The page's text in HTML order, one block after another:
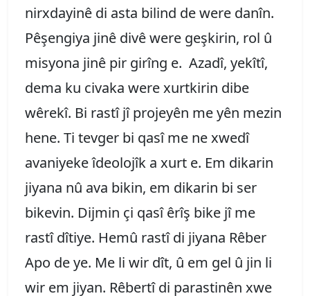
nirxdayinê di asta bilind de were danîn.
Pêşengiya jinê divê were geşkirin, rol û
misyona jinê pir girîng e. Azadî, yekîtî,
dema ku civaka were xurtkirin dibe
wêrekî. Bi rastî jî projeyên me yên mezin
hene. Ti tevger bi qasî me ne xwedî
avaniyeke îdeolojîk a xurt e. Em dikarin
jiyana nû ava bikin, em dikarin bi ser
bikevin. Dijmin çi qasî êrîş bike jî me
rastî dîtiye. Hemû rastî di jiyana Rêber
Apo de ye. Me li wir dît, û em gel û jin li
wir em jiyan. Rêbertî di parastinên xwe